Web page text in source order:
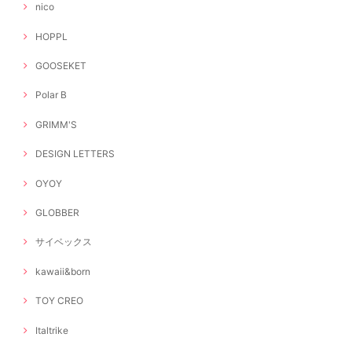
nico
HOPPL
GOOSEKET
Polar B
GRIMM'S
DESIGN LETTERS
OYOY
GLOBBER
サイベックス
kawaii&born
TOY CREO
Italtrike